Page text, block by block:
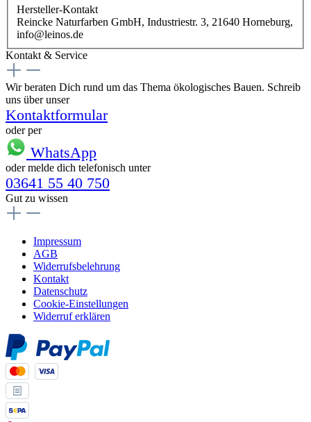
Hersteller-Kontakt
Reincke Naturfarben GmbH, Industriestr. 3, 21640 Horneburg,
info@leinos.de
Kontakt & Service
Wir beraten Dich rund um das Thema ökologisches Bauen. Schreib
uns über unser
Kontaktformular
oder per
WhatsApp
oder melde dich telefonisch unter
03641 55 40 750
Gut zu wissen
Impressum
AGB
Widerrufsbelehrung
Kontakt
Datenschutz
Cookie-Einstellungen
Widerruf erklären